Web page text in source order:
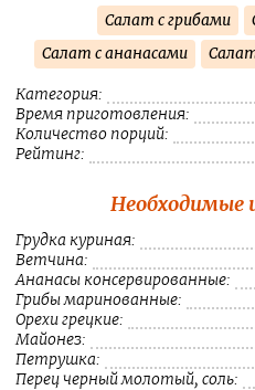
Салат с грибами
Салат с ананасами
Категория:
Время приготовления:
Количество порций:
Рейтинг:
Необходимые
Грудка куриная:
Ветчина:
Ананасы консервированные:
Грибы маринованные:
Орехи грецкие:
Майонез:
Петрушка:
Перец черный молотый, соль: